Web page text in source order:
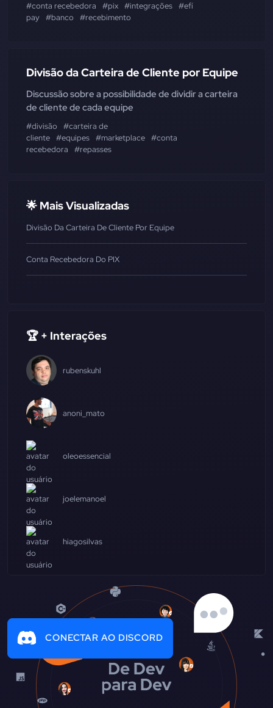
#conta recebedora #pix #integrações #efí
pay #banco #recebimento
Divisão da Carteira de Cliente por Equipe
Discussão sobre a possibilidade de dividir a carteira
de cliente de cada equipe
#divisão
#carteira de
cliente #equipes #marketplace #conta
recebedora
#repasses
🌟 Mais Visualizadas
Divisão Da Carteira De Cliente Por Equipe
Conta Recebedora Do PIX
🏆 + Interações
rubenskuhl
anoni_mato
oleoessencial
joelemanoel
hiagosilvas
CONECTAR AO DISCORD